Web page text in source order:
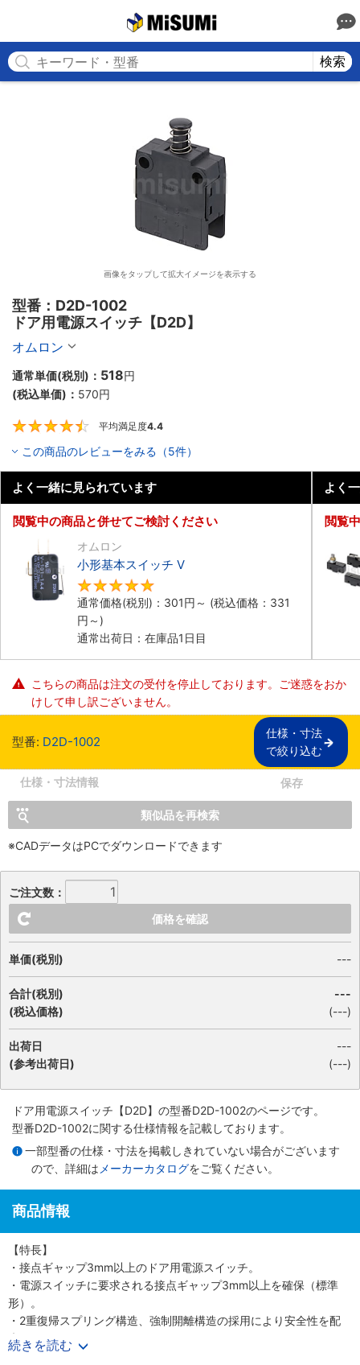
検索
画像をタップして拡大イメージを表示する
型番：D2D-1002
ドア用電源スイッチ【D2D】
オムロン
通常単価(税別)： 518円
(税込単価)： 570円
平均満足度4.4
この商品のレビューをみる（5件）
よく一緒に見られています
閲覧中の商品と併せてご検討ください
オムロン
小形基本スイッチ V
通常価格(税別)： 301円 ～ (税込価格： 331
円 ～)
通常出荷日：在庫品1日目
よく
閲覧
こちらの商品は注文の受付を停止しております。ご迷惑をおか
けして申し訳ございません。
型番: D2D-1002
仕様・寸法
で絞り込む
仕様・寸法情報 保存
類似品を再検索
※CADデータはPCでダウンロードできます
ご注文数：
価格を確認
単価(税別) ---
合計(税別)
(税込価格)
---
(---)
出荷日
(参考出荷日)
---
(---)
ドア用電源スイッチ【D2D】 の型番D2D-1002のページです。
型番D2D-1002に関する仕様情報を記載しております。
一部型番の仕様・寸法を掲載しきれていない場合がございます
ので、詳細は メーカーカタログをご覧ください。
商品情報
【特長】
・接点ギャップ3mm以上のドア用電源スイッチ。
・電源スイッチに要求される接点ギャップ3mm以上を確保（標準
形）。
・2重復帰スプリング構造、強制開離構造の採用により安全性を配
慮。
・メンテナンスに威力を発揮するプル・オン・ロック機構つきも用
続きを読む